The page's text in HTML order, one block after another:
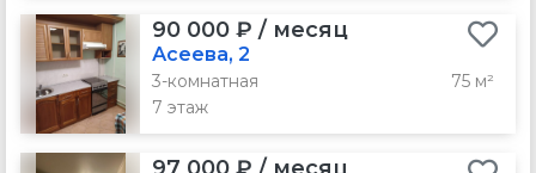
90 000 ₽ / месяц
Асеева, 2
3-комнатная
75 м²
7 этаж